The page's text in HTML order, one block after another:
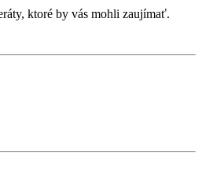
ktoré by vás mohli zaujímať.